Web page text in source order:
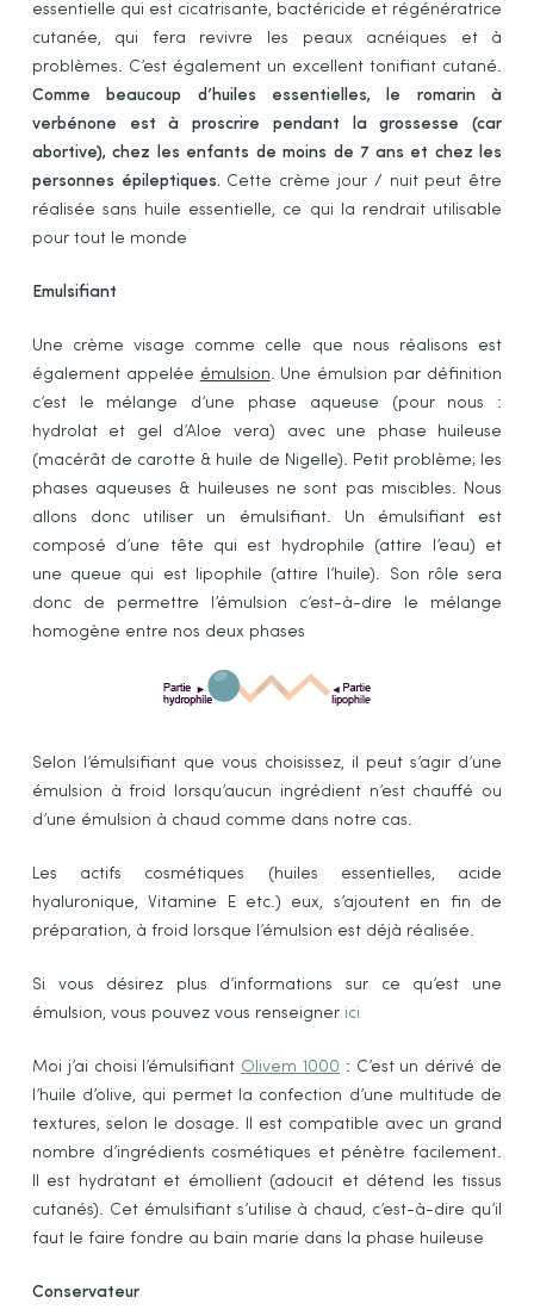
essentielle qui est cicatrisante, bactéricide et régénératrice
cutanée, qui fera revivre les peaux acnéiques et à
problèmes. C’est également un excellent tonifiant cutané.
Comme beaucoup d’huiles essentielles, le romarin à
verbénone est à proscrire pendant la grossesse (car
abortive), chez les enfants de moins de 7 ans et chez les
personnes épileptiques. Cette crème jour / nuit peut être
réalisée sans huile essentielle, ce qui la rendrait utilisable
pour tout le monde
Emulsifiant
Une crème visage comme celle que nous réalisons est
également appelée émulsion. Une émulsion par définition
c’est le mélange d’une phase aqueuse (pour nous :
hydrolat et gel d’Aloe vera) avec une phase huileuse
(macérât de carotte & huile de Nigelle). Petit problème; les
phases aqueuses & huileuses ne sont pas miscibles. Nous
allons donc utiliser un émulsifiant. Un émulsifiant est
composé d’une tête qui est hydrophile (attire l’eau) et
une queue qui est lipophile (attire l’huile). Son rôle sera
donc de permettre l’émulsion c’est-à-dire le mélange
homogène entre nos deux phases
Selon l’émulsifiant que vous choisissez, il peut s’agir d’une
émulsion à froid lorsqu’aucun ingrédient n’est chauffé ou
d’une émulsion à chaud comme dans notre cas.
Les actifs cosmétiques (huiles essentielles, acide
hyaluronique, Vitamine E etc.) eux, s’ajoutent en fin de
préparation, à froid lorsque l’émulsion est déjà réalisée.
Si vous désirez plus d’informations sur ce qu’est une
émulsion, vous pouvez vous renseigner ici
Moi j’ai choisi l’émulsifiant Olivem 1000 : C’est un dérivé de
l’huile d’olive, qui permet la confection d’une multitude de
textures, selon le dosage. Il est compatible avec un grand
nombre d’ingrédients cosmétiques et pénètre facilement.
Il est hydratant et émollient (adoucit et détend les tissus
cutanés). Cet émulsifiant s’utilise à chaud, c’est-à-dire qu’il
faut le faire fondre au bain marie dans la phase huileuse
Conservateur